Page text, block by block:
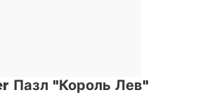
Пазл "Король Лев"